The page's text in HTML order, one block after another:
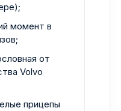
момент в
от
Volvo
прицепы